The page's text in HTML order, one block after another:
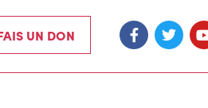
UN DON